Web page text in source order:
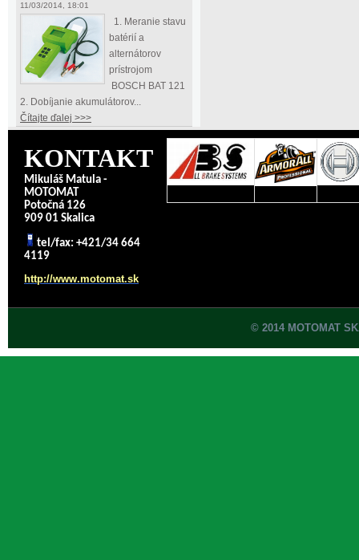
11/03/2014, 18:01
1. Meranie stavu
batérií a
alternátorov
prístrojom
BOSCH BAT 121
2. Dobíjanie akumulátorov...
Čítajte ďalej >>>
KONTAKT
Mikuláš Matula -
MOTOMAT
Potočná 126
909 01 Skalica
tel/fax: +421/34 664
4119
http://www.motomat.sk
© 2014